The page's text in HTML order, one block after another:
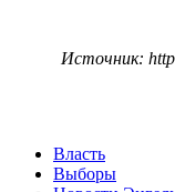
Источник:
Власть
Выборы